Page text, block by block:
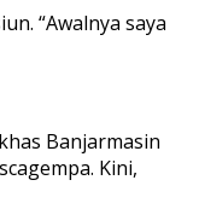
“Awalnya saya
Banjarmasin
Kini,